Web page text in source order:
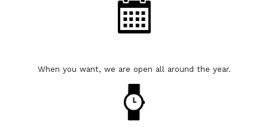
When you want, we are open all around the year.